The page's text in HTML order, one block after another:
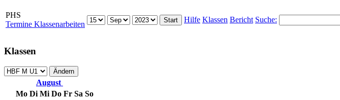
PHS
Termine Klassenarbeiten
Hilfe Klassen Bericht Suche:
Klassen
August
Mo Di Mi Do Fr Sa So